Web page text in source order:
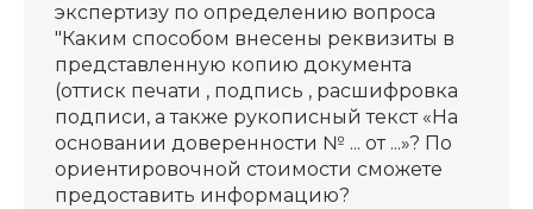
экспертизу по определению вопроса
"Каким способом внесены реквизиты в
представленную копию документа
(оттиск печати , подпись , расшифровка
подписи, а также рукописный текст «На
основании доверенности № ... от ...»? По
ориентировочной стоимости сможете
предоставить информацию?